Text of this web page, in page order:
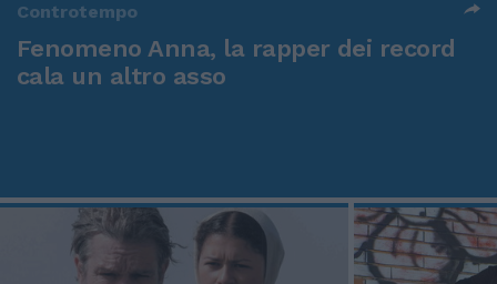
Controtempo
Fenomeno Anna, la rapper dei record
cala un altro asso